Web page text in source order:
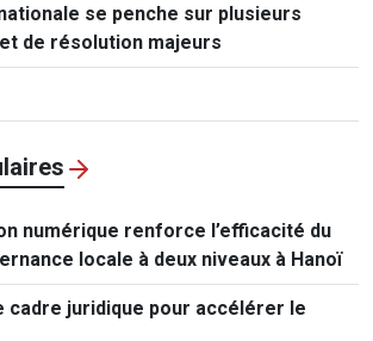
se penche sur plusieurs
de résolution majeurs
numérique renforce l’efficacité du
locale à deux niveaux à Hanoï
juridique pour accélérer le